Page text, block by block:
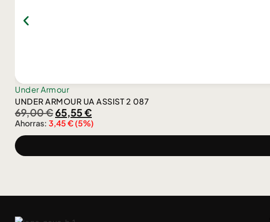
Under Armour
UNDER ARMOUR UA ASSIST 2 087
69,00€65,55€
Ahorras: 3,45€(5%)